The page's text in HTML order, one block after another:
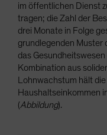
im öffentlichen Dienst
tragen; die Zahl der
drei Monate in Folge
grundlegenden Muster
das
Kombination aus
Lohnwachstum hält
Haushaltseinkommen
(Abbildung).